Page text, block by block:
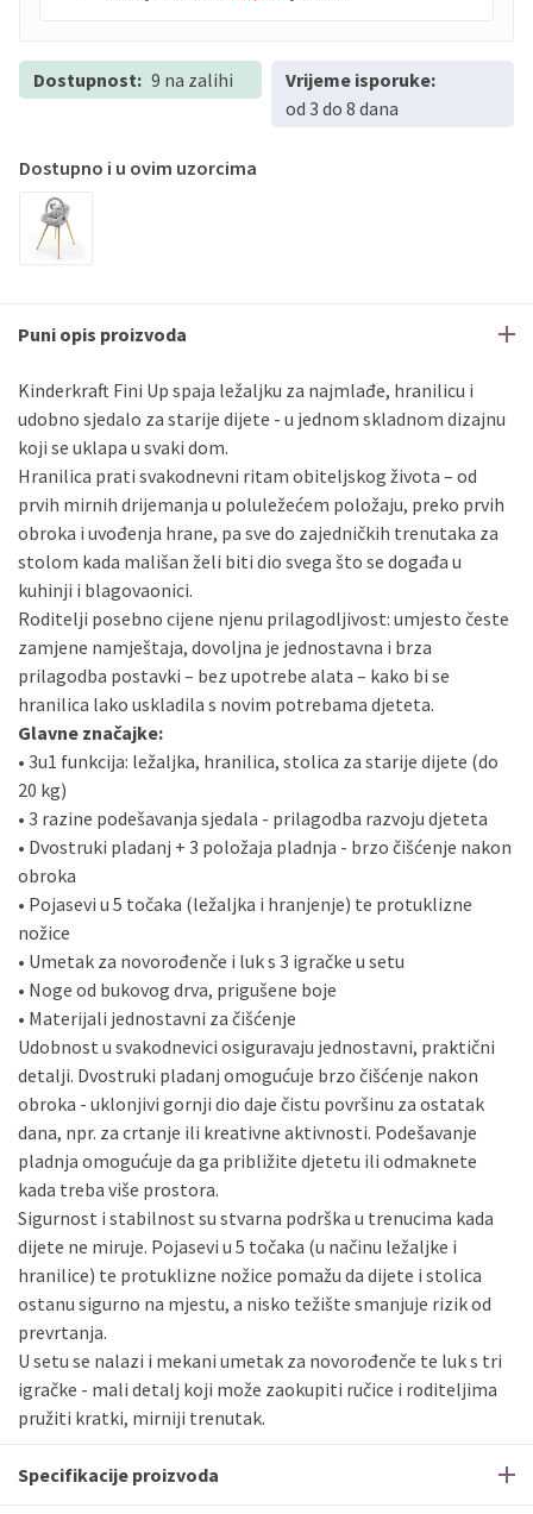
PBZ do12
Visa Premium
Erste
Maestro
Erste
Erste
Sve banke
Sve banke
Maestro
Jednokratno
ECC
Discover Jednokratno
Dostupnost: 9 na zalihi
Vrijeme isporuke:
od 3 do 8 dana
Dostupno i u ovim uzorcima
Puni opis proizvoda
Kinderkraft Fini Up spaja ležaljku za najmlađe, hranilicu i
udobno sjedalo za starije dijete - u jednom skladnom dizajnu
koji se uklapa u svaki dom.
Hranilica prati svakodnevni ritam obiteljskog života – od
prvih mirnih drijemanja u poluležećem položaju, preko prvih
obroka i uvođenja hrane, pa sve do zajedničkih trenutaka za
stolom kada mališan želi biti dio svega što se događa u
kuhinji i blagovaonici.
Roditelji posebno cijene njenu prilagodljivost: umjesto česte
zamjene namještaja, dovoljna je jednostavna i brza
prilagodba postavki – bez upotrebe alata – kako bi se
hranilica lako uskladila s novim potrebama djeteta.
Glavne značajke:
• 3u1 funkcija: ležaljka, hranilica, stolica za starije dijete (do
20 kg)
• 3 razine podešavanja sjedala - prilagodba razvoju djeteta
• Dvostruki pladanj + 3 položaja pladnja - brzo čišćenje nakon
obroka
• Pojasevi u 5 točaka (ležaljka i hranjenje) te protuklizne
nožice
• Umetak za novorođenče i luk s 3 igračke u setu
• Noge od bukovog drva, prigušene boje
• Materijali jednostavni za čišćenje
Udobnost u svakodnevici osiguravaju jednostavni, praktični
detalji. Dvostruki pladanj omogućuje brzo čišćenje nakon
obroka - uklonjivi gornji dio daje čistu površinu za ostatak
dana, npr. za crtanje ili kreativne aktivnosti. Podešavanje
pladnja omogućuje da ga približite djetetu ili odmaknete
kada treba više prostora.
Sigurnost i stabilnost su stvarna podrška u trenucima kada
dijete ne miruje. Pojasevi u 5 točaka (u načinu ležaljke i
hranilice) te protuklizne nožice pomažu da dijete i stolica
ostanu sigurno na mjestu, a nisko težište smanjuje rizik od
prevrtanja.
U setu se nalazi i mekani umetak za novorođenče te luk s tri
igračke - mali detalj koji može zaokupiti ručice i roditeljima
pružiti kratki, mirniji trenutak.
Specifikacije proizvoda